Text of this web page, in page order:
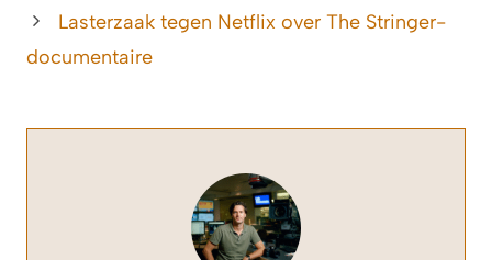
Lasterzaak tegen Netflix over The Stringer-
documentaire